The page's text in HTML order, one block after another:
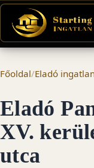
Főoldal/Eladó
Eladó
XV.
utca